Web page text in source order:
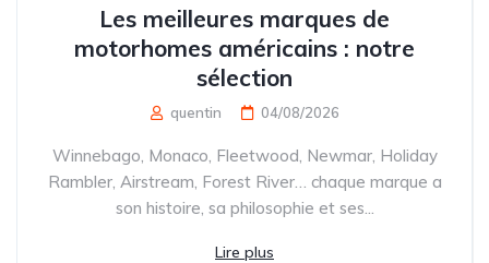
Les meilleures marques de
motorhomes américains : notre
sélection
quentin 04/08/2026
Winnebago, Monaco, Fleetwood, Newmar, Holiday
Rambler, Airstream, Forest River… chaque marque a
son histoire, sa philosophie et ses...
Lire plus